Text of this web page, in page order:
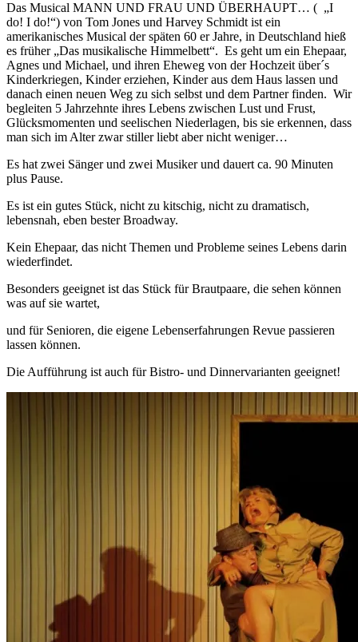
Das Musical MANN UND FRAU UND ÜBERHAUPT… ( „I
do! I do!“) von Tom Jones und Harvey Schmidt ist ein
amerikanisches Musical der späten 60 er Jahre, in Deutschland hieß
es früher „Das musikalische Himmelbett“. Es geht um ein Ehepaar,
Agnes und Michael, und ihren Eheweg von der Hochzeit über´s
Kinderkriegen, Kinder erziehen, Kinder aus dem Haus lassen und
danach einen neuen Weg zu sich selbst und dem Partner finden. Wir
begleiten 5 Jahrzehnte ihres Lebens zwischen Lust und Frust,
Glücksmomenten und seelischen Niederlagen, bis sie erkennen, dass
man sich im Alter zwar stiller liebt aber nicht weniger…
Es hat zwei Sänger und zwei Musiker und dauert ca. 90 Minuten
plus Pause.
Es ist ein gutes Stück, nicht zu kitschig, nicht zu dramatisch,
lebensnah, eben bester Broadway.
Kein Ehepaar, das nicht Themen und Probleme seines Lebens darin
wiederfindet.
Besonders geeignet ist das Stück für Brautpaare, die sehen können
was auf sie wartet,
und für Senioren, die eigene Lebenserfahrungen Revue passieren
lassen können.
Die Aufführung ist auch für Bistro- und Dinnervarianten geeignet!